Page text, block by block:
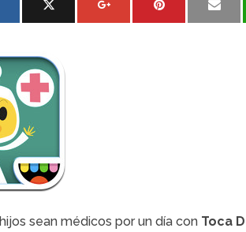
sean médicos por un día con Toca